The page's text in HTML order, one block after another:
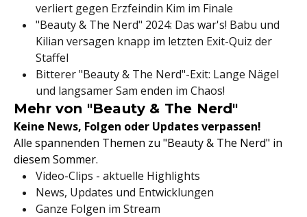
verliert gegen Erzfeindin Kim im Finale
"Beauty & The Nerd" 2024: Das war's! Babu und
Kilian versagen knapp im letzten Exit-Quiz der
Staffel
Bitterer "Beauty & The Nerd"-Exit: Lange Nägel
und langsamer Sam enden im Chaos!
Mehr von "Beauty & The Nerd"
Keine News, Folgen oder Updates verpassen!
Alle spannenden Themen zu "Beauty & The Nerd" in
diesem Sommer.
Video-Clips - aktuelle Highlights
News, Updates und Entwicklungen
Ganze Folgen im Stream